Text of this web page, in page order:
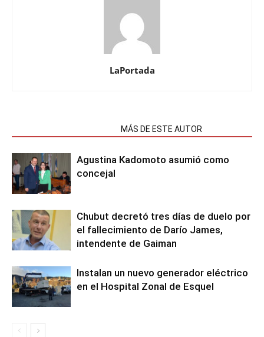
LaPortada
MÁS DE ESTE AUTOR
Agustina Kadomoto asumió como
concejal
Chubut decretó tres días de duelo por
el fallecimiento de Darío James,
intendente de Gaiman
Instalan un nuevo generador eléctrico
en el Hospital Zonal de Esquel